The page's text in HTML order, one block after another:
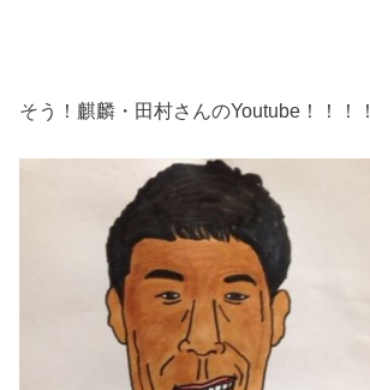
そう！麒麟・田村さんのYoutube！！！！